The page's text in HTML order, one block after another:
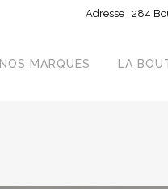
Adresse : 284
NOS MARQUES LA